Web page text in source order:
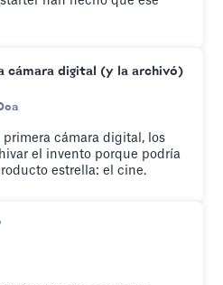
cámara digital (y la archivó)
cámara digital, los
el invento porque podría
estrella: el cine.